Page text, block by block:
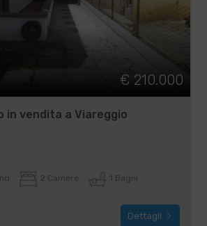
€ 210.000
in vendita a Viareggio
2 Camere 1 Bagni
Dettagli